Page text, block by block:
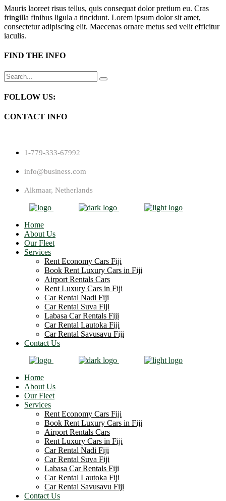
Mauris laoreet risus tellus, quis consequat dolor pretium eu. Cras
fringilla finibus ligula a tincidunt. Lorem ipsum dolor sit amet,
consectetur adipiscing elit. Maecenas ornare metus sed velit efficitur
iaculis.
FIND THE INFO
Search
for:
FOLLOW US:
CONTACT INFO
1-779-333-67992
info@business.com
Alkmaar, Netherlands
Home
About Us
Our Fleet
Services
Rent Economy Cars Fiji
Book Rent Luxury Cars in Fiji
Airport Rentals Cars
Rent Luxury Cars in Fiji
Car Rental Nadi Fiji
Car Rental Suva Fiji
Labasa Car Rentals Fiji
Car Rental Lautoka Fiji
Car Rental Savusavu Fiji
Contact Us
Home
About Us
Our Fleet
Services
Rent Economy Cars Fiji
Book Rent Luxury Cars in Fiji
Airport Rentals Cars
Rent Luxury Cars in Fiji
Car Rental Nadi Fiji
Car Rental Suva Fiji
Labasa Car Rentals Fiji
Car Rental Lautoka Fiji
Car Rental Savusavu Fiji
Contact Us